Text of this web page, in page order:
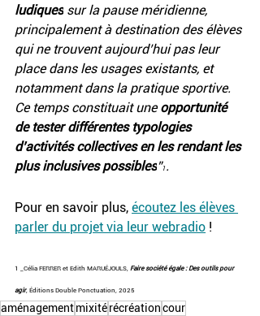
ludiques sur la pause méridienne,
principalement à destination des élèves
qui ne trouvent aujourd’hui pas leur
place dans les usages existants, et
notamment dans la pratique sportive.
Ce temps constituait une opportunité
de tester différentes typologies
d’activités collectives en les rendant les
plus inclusives possibles” 1 .
Pour en savoir plus, écoutez les élèves
parler du projet via leur webradio !
1 _Célia FERRER et Edith MARUÉJOULS, Faire société égale : Des outils pour
agir, Éditions Double Ponctuation, 2025
aménagementmixitérécréationcour